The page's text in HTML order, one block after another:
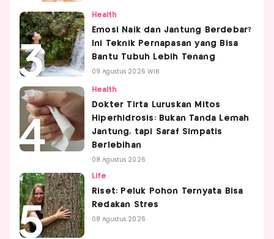
Health
Emosi Naik dan Jantung Berdebar?
Ini Teknik Pernapasan yang Bisa
Bantu Tubuh Lebih Tenang
09 Agustus 2026 WIB
Health
Dokter Tirta Luruskan Mitos
Hiperhidrosis: Bukan Tanda Lemah
Jantung, tapi Saraf Simpatis
Berlebihan
08 Agustus 2026
Life
Riset: Peluk Pohon Ternyata Bisa
Redakan Stres
08 Agustus 2026